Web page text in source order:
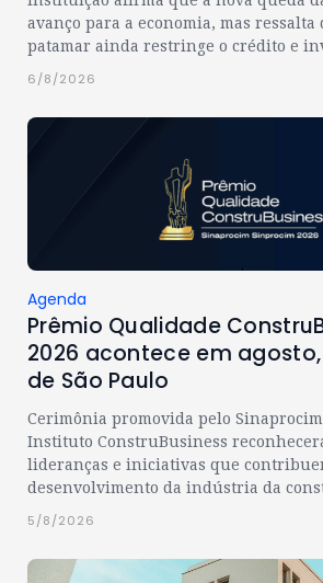
avanço para a economia, mas ressalta
patamar ainda restringe o crédito e
6/8/2026
Agenda
Prêmio Qualidade
2026 acontece em
de São Paulo
Cerimônia promovida pelo
Instituto ConstruBusiness
lideranças e iniciativas que
desenvolvimento da indústria da
5/8/2026